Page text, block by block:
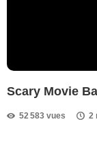
Scary Movie
52 583 vues 2